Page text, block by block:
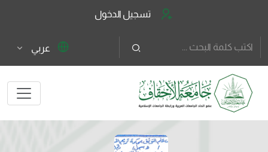
تسجيل الدخول
عربي